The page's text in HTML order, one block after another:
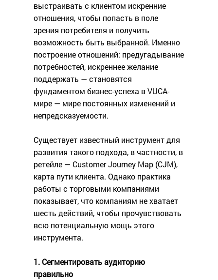
выстраивать с клиентом искренние
отношения, чтобы попасть в поле
зрения потребителя и получить
возможность быть выбранной. Именно
построение отношений: предугадывание
потребностей, искреннее желание
поддержать — становятся
фундаментом бизнес-успеха в VUCA-
мире — мире постоянных изменений и
непредсказуемости.
Существует известный инструмент для
развития такого подхода, в частности, в
ретейле — Customer Journey Map (CJM),
карта пути клиента. Однако практика
работы с торговыми компаниями
показывает, что компаниям не хватает
шесть действий, чтобы прочувствовать
всю потенциальную мощь этого
инструмента.
1. Сегментировать аудиторию
правильно